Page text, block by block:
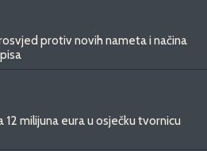
protiv novih nameta i načina
12 milijuna eura u osječku tvornicu